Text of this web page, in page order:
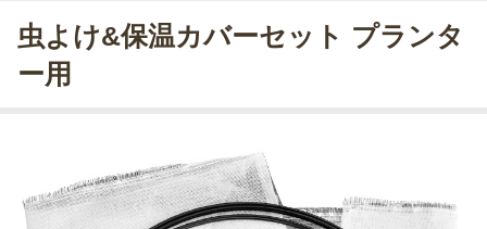
虫よけ&保温カバーセット プランタ
ー用